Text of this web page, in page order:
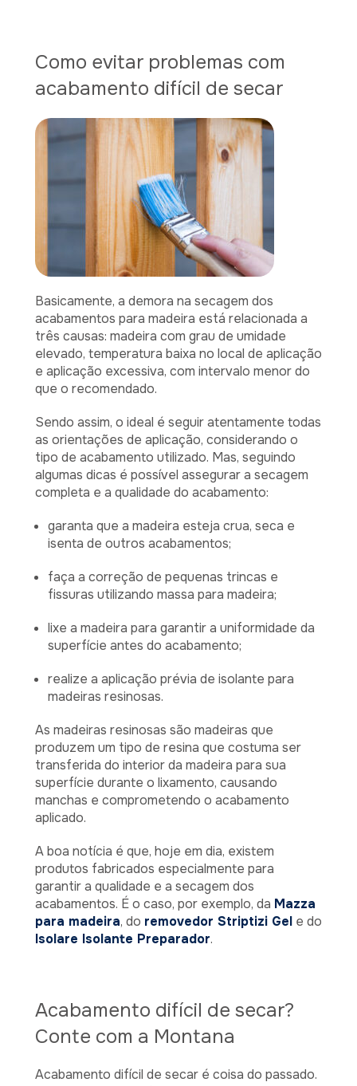
Como evitar problemas com
acabamento difícil de secar
Basicamente, a demora na secagem dos
acabamentos para madeira está relacionada a
três causas: madeira com grau de umidade
elevado, temperatura baixa no local de aplicação
e aplicação excessiva, com intervalo menor do
que o recomendado.
Sendo assim, o ideal é seguir atentamente todas
as orientações de aplicação, considerando o
tipo de acabamento utilizado. Mas, seguindo
algumas dicas é possível assegurar a secagem
completa e a qualidade do acabamento:
garanta que a madeira esteja crua, seca e
isenta de outros acabamentos;
faça a correção de pequenas trincas e
fissuras utilizando massa para madeira;
lixe a madeira para garantir a uniformidade da
superfície antes do acabamento;
realize a aplicação prévia de isolante para
madeiras resinosas.
As madeiras resinosas são madeiras que
produzem um tipo de resina que costuma ser
transferida do interior da madeira para sua
superfície durante o lixamento, causando
manchas e comprometendo o acabamento
aplicado.
A boa notícia é que, hoje em dia, existem
produtos fabricados especialmente para
garantir a qualidade e a secagem dos
acabamentos. É o caso, por exemplo, da Mazza
para madeira, do removedor Striptizi Gel e do
Isolare Isolante Preparador.
Acabamento difícil de secar?
Conte com a Montana
Acabamento difícil de secar é coisa do passado.